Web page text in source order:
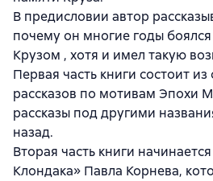
В предисловии автор
почему он многие годы боялся
Крузом , хотя и имел такую
Первая часть книги состоит
рассказов по мотивам Эпохи
рассказы под другими
назад.
Вторая часть книги
Клондака» Павла Корнева,